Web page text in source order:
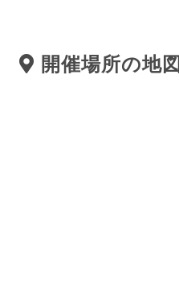
開催場所の地図